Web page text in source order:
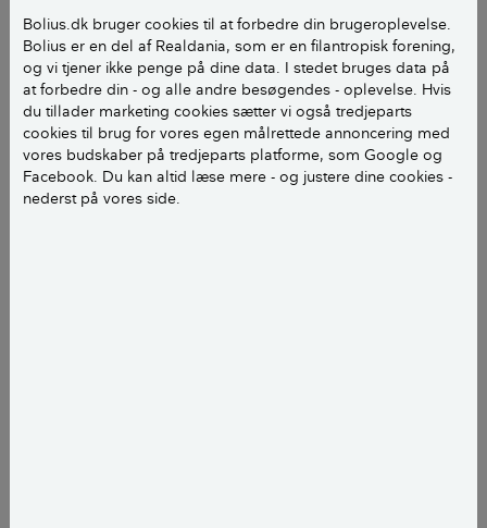
Bolius.dk bruger cookies til at forbedre din brugeroplevelse.
Bolius er en del af Realdania, som er en filantropisk forening,
og vi tjener ikke penge på dine data. I stedet bruges data på
at forbedre din - og alle andre besøgendes - oplevelse. Hvis
du tillader marketing cookies sætter vi også tredjeparts
cookies til brug for vores egen målrettede annoncering med
vores budskaber på tredjeparts platforme, som Google og
Facebook. Du kan altid læse mere - og justere dine cookies -
nederst på vores side.
Jeg vil gerne have den tæt, og fik ikke klippet den i
efteråret!
Jeg har overtaget den i 2021.
Ann NM